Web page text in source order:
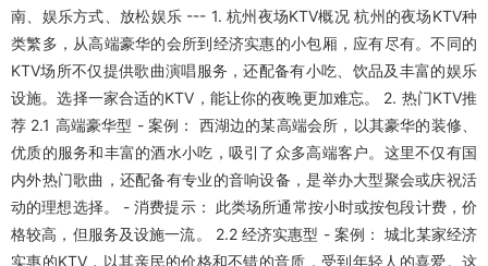
南、娱乐方式、放松娱乐 --- 1. 杭州夜场KTV概况 杭州的夜场KTV种
类繁多，从高端豪华的会所到经济实惠的小包厢，应有尽有。不同的
KTV场所不仅提供歌曲演唱服务，还配备有小吃、饮品及丰富的娱乐
设施。选择一家合适的KTV，能让你的夜晚更加难忘。 2. 热门KTV推
荐 2.1 高端豪华型 - 案例： 西湖边的某高端会所，以其豪华的装修、
优质的服务和丰富的酒水小吃，吸引了众多高端客户。这里不仅有国
内外热门歌曲，还配备有专业的音响设备，是举办大型聚会或庆祝活
动的理想选择。 - 消费提示： 此类场所通常按小时或按包段计费，价
格较高，但服务及设施一流。 2.2 经济实惠型 - 案例： 城北某家经济
实惠的KTV，以其亲民的价格和不错的音质，受到年轻人的喜爱。这